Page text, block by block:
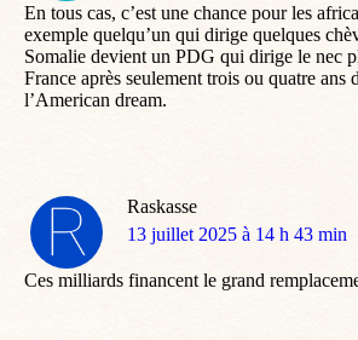
En tous cas, c’est une chance pour les
exemple quelqu’un qui dirige quelques
Somalie devient un PDG qui dirige le nec
France après seulement trois ou quatre ans
l’American dream.
Raskasse
dit
13 juillet 2025 à 14 h 43 min
Ces milliards financent le grand